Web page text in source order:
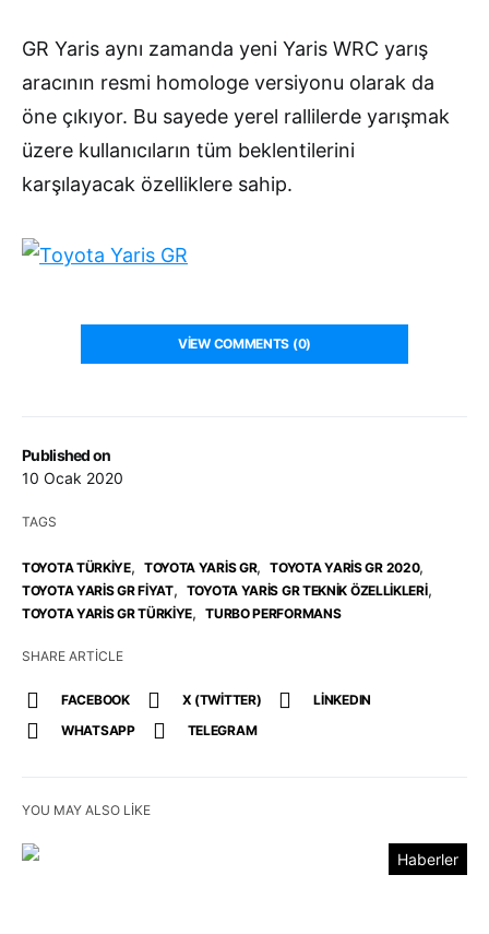
Published on
10 Ocak 2020
TAGS
TOYOTA TÜRKIYE, TOYOTA YARIS GR, TOYOTA YARIS GR 2020,
TOYOTA YARIS GR FIYAT, TOYOTA YARIS GR TEKNIK ÖZELLIKLERI,
TOYOTA YARIS GR TÜRKIYE, TURBO PERFORMANS
SHARE ARTICLE
FACEBOOK X (TWITTER)
LINKEDIN
WHATSAPP
TELEGRAM
GR Yaris aynı zamanda yeni Yaris WRC yarış
aracının resmi homologe versiyonu olarak da
öne çıkıyor. Bu sayede yerel rallilerde yarışmak
üzere kullanıcıların tüm beklentilerini
karşılayacak özelliklere sahip.
VIEW COMMENTS (0)
YOU MAY ALSO LIKE
Haberler